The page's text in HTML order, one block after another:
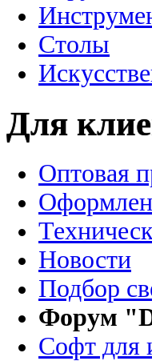
Столы
Для
Оптовая
Новости
Подбор
Форум
Софт для